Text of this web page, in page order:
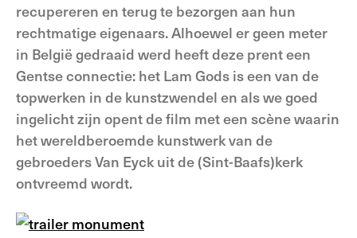
recupereren en terug te bezorgen aan hun
rechtmatige eigenaars. Alhoewel er geen meter
in België gedraaid werd heeft deze prent een
Gentse connectie: het Lam Gods is een van de
topwerken in de kunstzwendel en als we goed
ingelicht zijn opent de film met een scène waarin
het wereldberoemde kunstwerk van de
gebroeders Van Eyck uit de (Sint-Baafs)kerk
ontvreemd wordt.